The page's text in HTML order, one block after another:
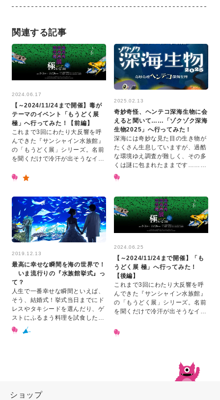
関連する記事
2024.06.17
【～2024/11/24まで開催】毒が
テーマのイベント「もうどく展
極」へ行ってみた！【前編】
これまで3回にわたり大反響を呼
んできた『サンシャイン水族館』
の「もうどく展」シリーズ。名前
を聞くだけで冷汗が出そうなイベ
として、さらなるバージョンアッ
2025.02.13
奇妙奇怪、ヘンテコ深海生物に会
えると聞いて……「ゾクゾク深海
生物2025」へ行ってみた！
深海には奇妙な見た目の生き物が
たくさん生息していますが、過酷
な環境ゆえ調査が難しく、その多
くは謎に包まれたままです……。
そこで！ サンシャイン水族館の
スタッフが実際に底引き網漁船に
2019.12.13
最高に幸せな瞬間を海の世界で！
いま流行りの『水族館挙式』っ
て？
人生で一番幸せな瞬間といえば、
そう、結婚式！挙式当日までにド
レスやタキシードを選んだり、ゲ
ストにふるまう料理を試食した
り……式での動きを覚えたり、演
出を考えたり……。 大変な準備も
2024.06.25
【～2024/11/24まで開催】「も
うどく展 極」へ行ってみた！
【後編】
これまで3回にわたり大反響を呼
んできた『サンシャイン水族館』
の「もうどく展」シリーズ。名前
を聞くだけで冷汗が出そうなイベ
として、さらなるバージョンアッ
プをして帰ってきまし…
ショップ